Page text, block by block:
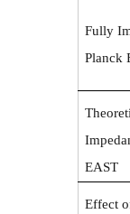
Fully
Planck
EAST
Effect